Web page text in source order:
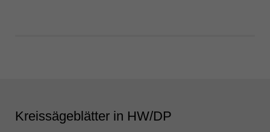
Kreissägeblätter in HW/DP